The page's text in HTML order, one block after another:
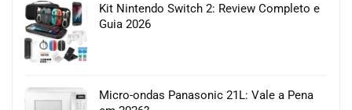
Kit Nintendo Switch 2: Review Completo e
Guia 2026
Micro-ondas Panasonic 21L: Vale a Pena